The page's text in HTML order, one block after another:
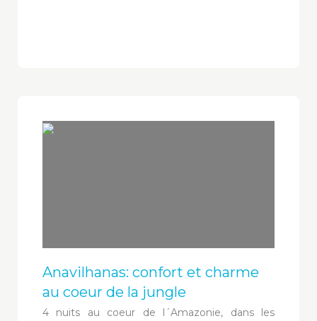
Anavilhanas: confort et charme
au coeur de la jungle
4 nuits au coeur de l´Amazonie, dans les